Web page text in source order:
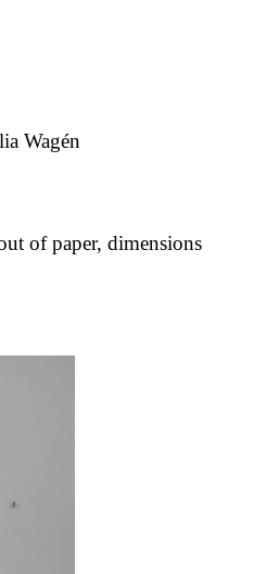
Wagén
of paper, dimensions